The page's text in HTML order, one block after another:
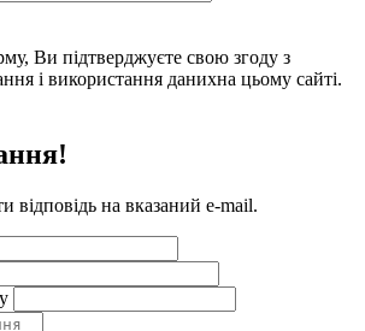
Ви підтверджуєте свою згоду з
і використання данихна цьому сайті.
відповідь на вказаний e-mail.